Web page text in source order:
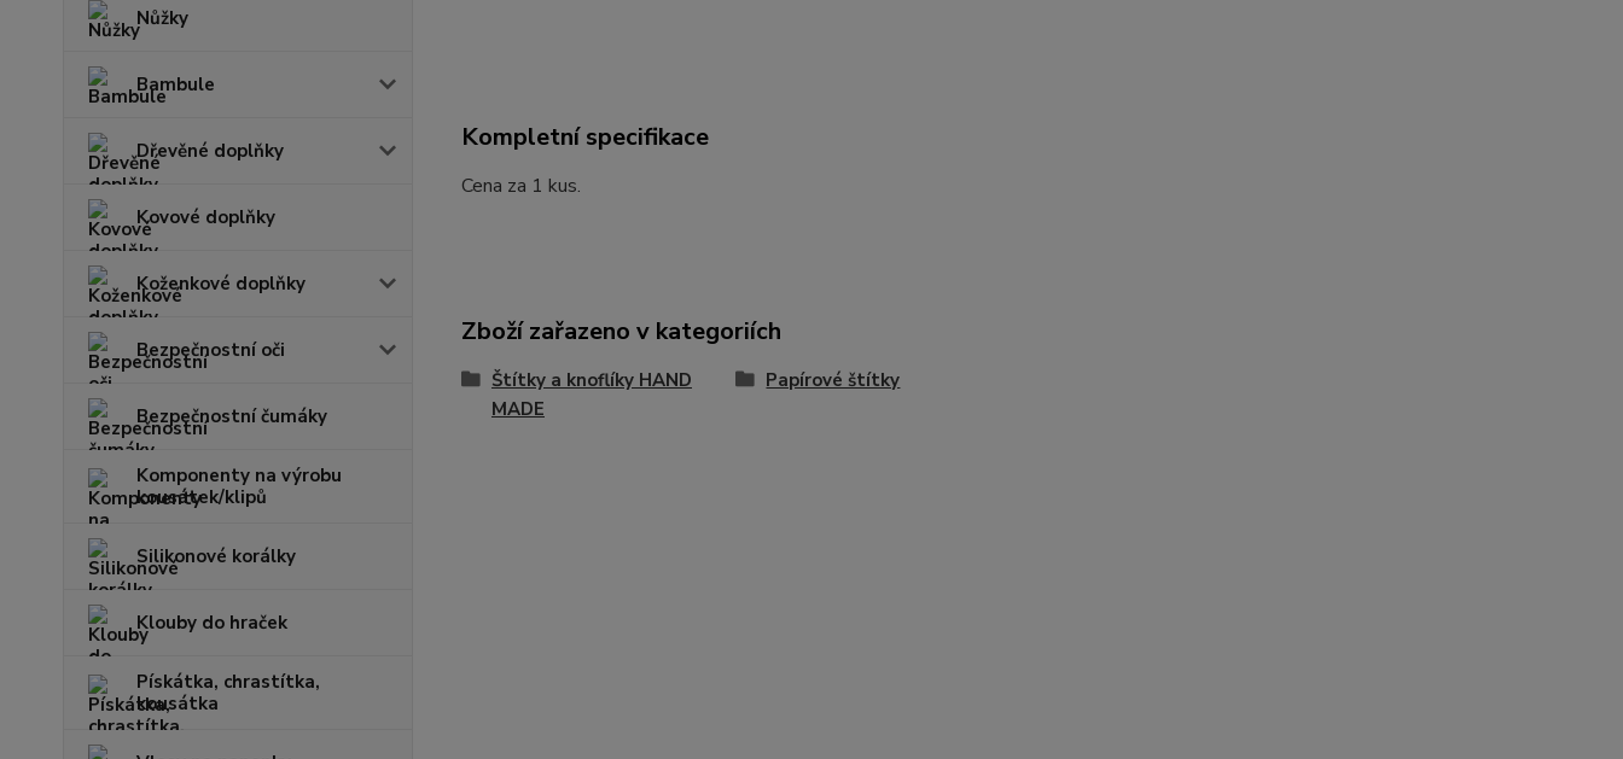
Nůžky
Bambule
Dřevěné doplňky
Kovové doplňky
Koženkové doplňky
Bezpečnostní oči
Bezpečnostní čumáky
Komponenty na výrobu
kousátek/klipů
Silikonové korálky
Klouby do hraček
Pískátka, chrastítka,
kousátka
Kompletní specifikace
Cena za 1 kus.
Zboží zařazeno v kategoriích
Štítky a knoflíky HAND
MADE
Papírové štítky